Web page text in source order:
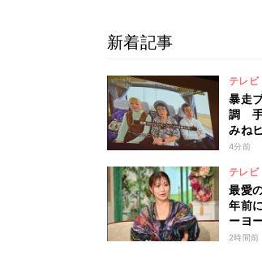
新着記事
テレビ
暴走
調 手
みね
キャ
4分前
テレビ
最愛
年前
ーヨ
顧
2時間前